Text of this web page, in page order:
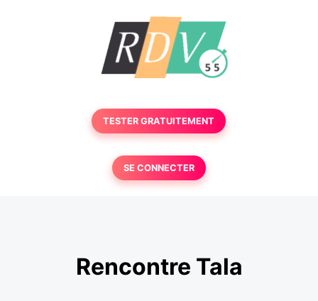
TESTER GRATUITEMENT
SE CONNECTER
Rencontre Tala